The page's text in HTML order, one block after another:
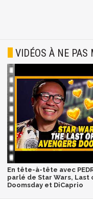
VIDÉOS À NE PAS
En tête-à-tête avec
parlé de Star Wars, Last
Doomsday et DiCaprio